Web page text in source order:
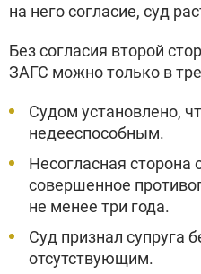
на него согласие, суд
Без согласия второй
ЗАГС можно только в
Судом установлено,
недееспособным.
Несогласная сторона
совершенное
не менее три года.
Суд признал супруга
отсутствующим.